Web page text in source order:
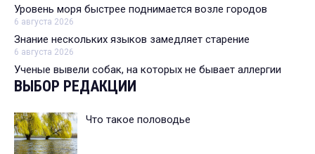
Уровень моря быстрее поднимается возле городов
6 августа 2026
Знание нескольких языков замедляет старение
6 августа 2026
Ученые вывели собак, на которых не бывает аллергии
ВЫБОР РЕДАКЦИИ
Что такое половодье